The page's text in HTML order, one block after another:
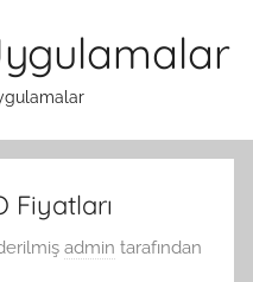
Fiyatları
admin tarafından